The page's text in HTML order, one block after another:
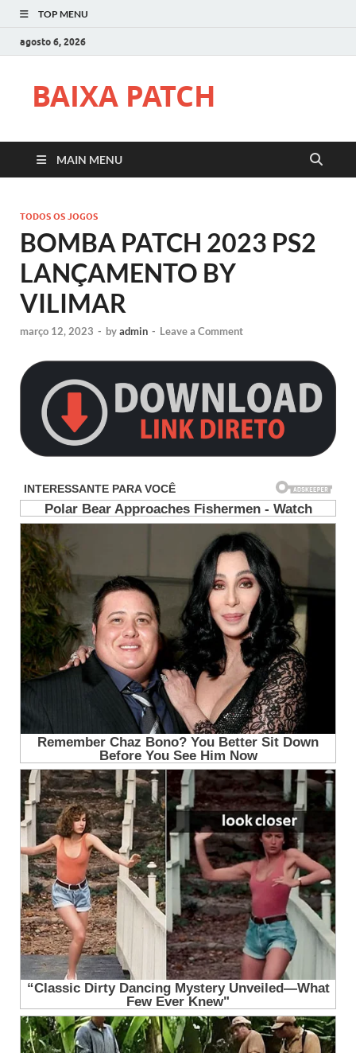
TOP MENU
agosto 6, 2026
BAIXA PATCH
MAIN MENU
TODOS OS JOGOS
BOMBA PATCH 2023 PS2
LANÇAMENTO BY
VILIMAR
março 12, 2023 - byadmin - Leave a Comment